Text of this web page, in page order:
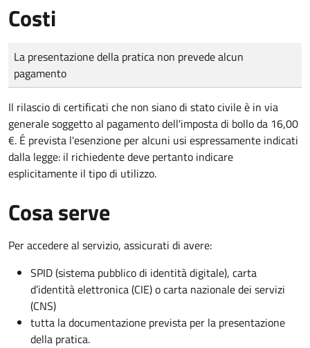
Costi
Tipo di pagamento
Importo
La presentazione della pratica non prevede alcun
pagamento
Il rilascio di certificati che non siano di stato civile è in via
generale soggetto al pagamento dell'imposta di bollo da 16,00
€. É prevista l'esenzione per alcuni usi espressamente indicati
dalla legge: il richiedente deve pertanto indicare
esplicitamente il tipo di utilizzo.
Cosa serve
Per accedere al servizio, assicurati di avere:
SPID (sistema pubblico di identità digitale), carta
d’identità elettronica (CIE) o carta nazionale dei servizi
(CNS)
tutta la documentazione prevista per la presentazione
della pratica.